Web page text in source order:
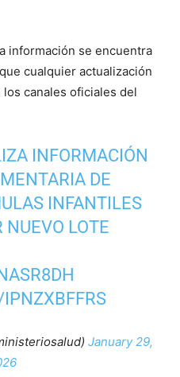
información se encuentra
cualquier actualización
canales oficiales del
INFORMACIÓN
DE
INFANTILES
NUEVO LOTE
January 29,